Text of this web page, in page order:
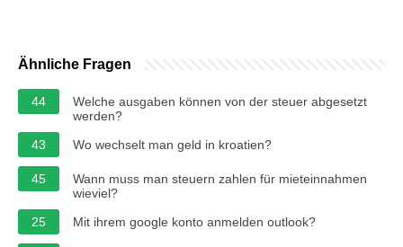
Ähnliche Fragen
44
Welche ausgaben können von der steuer abgesetzt
werden?
43
Wo wechselt man geld in kroatien?
45
Wann muss man steuern zahlen für mieteinnahmen
wieviel?
25
Mit ihrem google konto anmelden outlook?